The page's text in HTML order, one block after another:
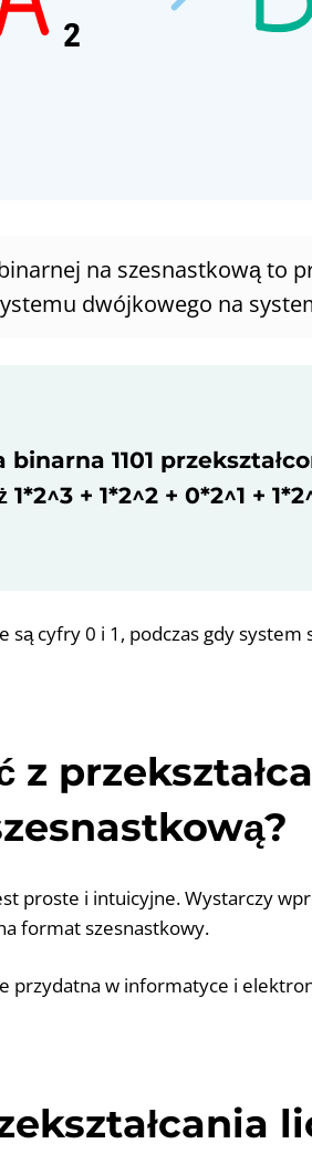
na szesnastkową to
dwójkowego na
binarna 1101
+ 1*2^2 + 0*2^1 +
cyfry 0 i 1, podczas gdy
z
proste i intuicyjne. Wystarczy
format szesnastkowy.
przydatna w informatyce i